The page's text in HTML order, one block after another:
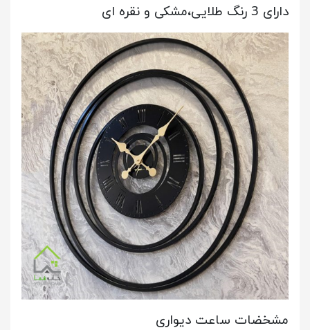
دارای 3 رنگ طلایی،مشکی و نقره ای
مشخضات ساعت دیواری